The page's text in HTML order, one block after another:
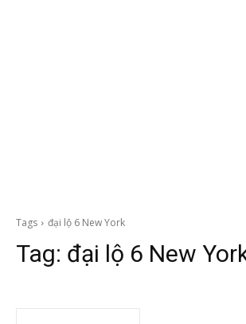
Tags đại lộ 6 New York
Tag: đại lộ 6 New